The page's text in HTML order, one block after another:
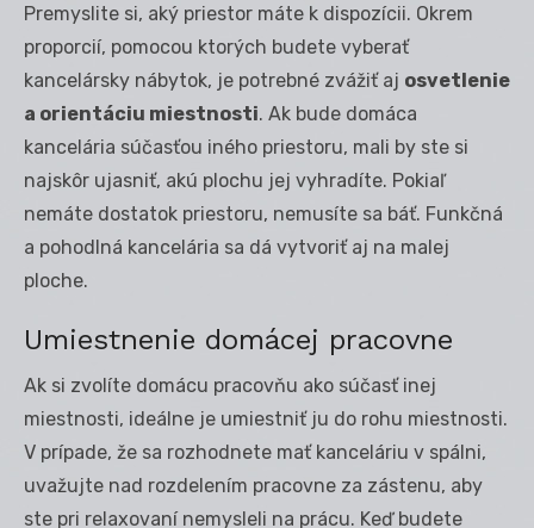
Premyslite si, aký priestor máte k dispozícii. Okrem
proporcií, pomocou ktorých budete vyberať
kancelársky nábytok, je potrebné zvážiť aj osvetlenie
a orientáciu miestnosti. Ak bude domáca
kancelária súčasťou iného priestoru, mali by ste si
najskôr ujasniť, akú plochu jej vyhradíte. Pokiaľ
nemáte dostatok priestoru, nemusíte sa báť. Funkčná
a pohodlná kancelária sa dá vytvoriť aj na malej
ploche.
Umiestnenie domácej pracovne
Ak si zvolíte domácu pracovňu ako súčasť inej
miestnosti, ideálne je umiestniť ju do rohu miestnosti.
V prípade, že sa rozhodnete mať kanceláriu v spálni,
uvažujte nad rozdelením pracovne za zástenu, aby
ste pri relaxovaní nemysleli na prácu. Keď budete